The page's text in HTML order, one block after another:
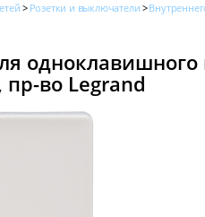
Розетки и выключатели
во Legrand